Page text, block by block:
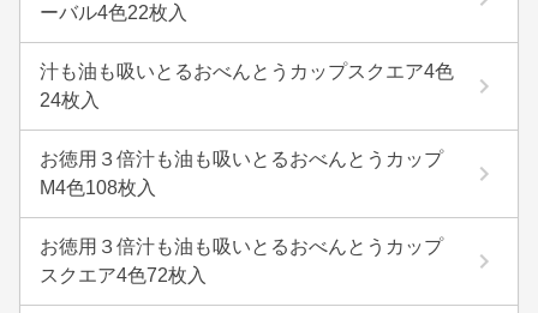
ーバル4色22枚入
汁も油も吸いとるおべんとうカップスクエア4色
24枚入
お徳用３倍汁も油も吸いとるおべんとうカップ
M4色108枚入
お徳用３倍汁も油も吸いとるおべんとうカップ
スクエア4色72枚入